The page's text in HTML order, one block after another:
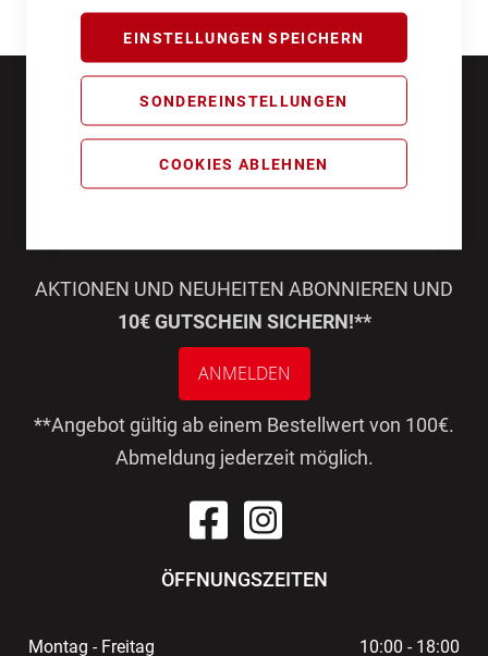
EINSTELLUNGEN SPEICHERN
SONDEREINSTELLUNGEN
COOKIES ABLEHNEN
AKTIONEN UND NEUHEITEN ABONNIEREN UND
10€ GUTSCHEIN SICHERN!**
ANMELDEN
**Angebot gültig ab einem Bestellwert von 100€.
Abmeldung jederzeit möglich.
ÖFFNUNGSZEITEN
Montag - Freitag 10:00 - 18:00